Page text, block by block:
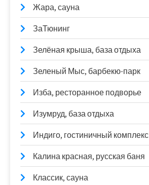
Жара, сауна
ЗаТюнинг
Зелёная крыша, база отдыха
Зеленый Мыс, барбекю-парк
Изба, ресторанное подворье
Изумруд, база отдыха
Индиго, гостиничный комплекс
Калина красная, русская баня
Классик, сауна